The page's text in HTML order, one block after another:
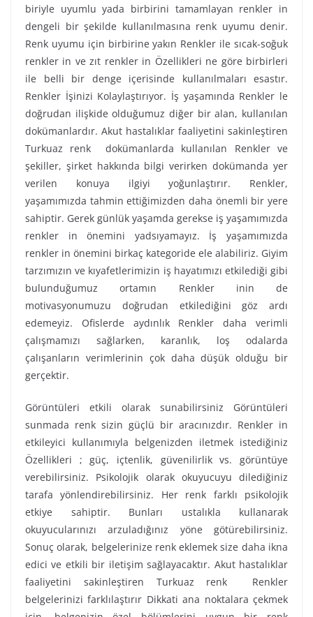
biriyle uyumlu yada birbirini tamamlayan renkler in
dengeli bir şekilde kullanılmasına renk uyumu denir.
Renk uyumu için birbirine yakın Renkler ile sıcak-soğuk
renkler in ve zıt renkler in Özellikleri ne göre birbirleri
ile belli bir denge içerisinde kullanılmaları esastır.
Renkler İşinizi Kolaylaştırıyor. İş yaşamında Renkler le
doğrudan ilişkide olduğumuz diğer bir alan, kullanılan
dokümanlardır. Akut hastalıklar faaliyetini sakinleştiren
Turkuaz renk dokümanlarda kullanılan Renkler ve
şekiller, şirket hakkında bilgi verirken dokümanda yer
verilen konuya ilgiyi yoğunlaştırır. Renkler,
yaşamımızda tahmin ettiğimizden daha önemli bir yere
sahiptir. Gerek günlük yaşamda gerekse iş yaşamımızda
renkler in önemini yadsıyamayız. İş yaşamımızda
renkler in önemini birkaç kategoride ele alabiliriz. Giyim
tarzımızın ve kıyafetlerimizin iş hayatımızı etkilediği gibi
bulunduğumuz ortamın Renkler inin de
motivasyonumuzu doğrudan etkilediğini göz ardı
edemeyiz. Ofislerde aydınlık Renkler daha verimli
çalışmamızı sağlarken, karanlık, loş odalarda
çalışanların verimlerinin çok daha düşük olduğu bir
gerçektir.
Görüntüleri etkili olarak sunabilirsiniz Görüntüleri
sunmada renk sizin güçlü bir aracınızdır. Renkler in
etkileyici kullanımıyla belgenizden iletmek istediğiniz
Özellikleri ; güç, içtenlik, güvenilirlik vs. görüntüye
verebilirsiniz. Psikolojik olarak okuyucuyu dilediğiniz
tarafa yönlendirebilirsiniz. Her renk farklı psikolojik
etkiye sahiptir. Bunları ustalıkla kullanarak
okuyucularınızı arzuladığınız yöne götürebilirsiniz.
Sonuç olarak, belgelerinize renk eklemek size daha ikna
edici ve etkili bir iletişim sağlayacaktır. Akut hastalıklar
faaliyetini sakinleştiren Turkuaz renk Renkler
belgelerinizi farklılaştırır Dikkati ana noktalara çekmek